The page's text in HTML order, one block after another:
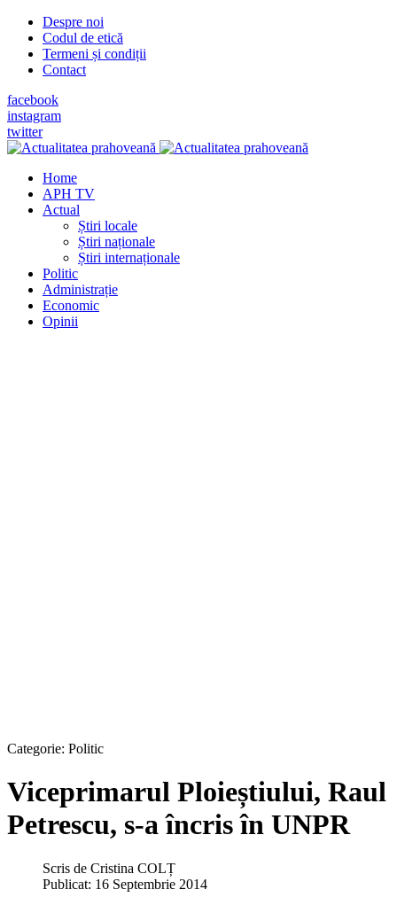
Despre noi
Codul de etică
Termeni și condiții
Contact
facebook
instagram
twitter
Home
APH TV
Actual
Știri locale
Știri naționale
Știri internaționale
Politic
Administrație
Economic
Opinii
Categorie: Politic
Viceprimarul Ploieștiului, Raul
Petrescu, s-a încris în UNPR
Scris de Cristina COLȚ
Publicat: 16 Septembrie 2014